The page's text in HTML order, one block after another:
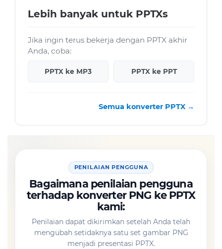
Lebih banyak untuk PPTXs
Jika ingin terus bekerja dengan PPTX akhir
Anda, coba:
PPTX ke MP3 PPTX ke PPT
Semua konverter PPTX →
PENILAIAN PENGGUNA
Bagaimana penilaian pengguna
terhadap konverter PNG ke PPTX
kami:
Penilaian dapat dikirimkan setelah Anda telah
mengubah setidaknya satu set gambar PNG
menjadi presentasi PPTX.